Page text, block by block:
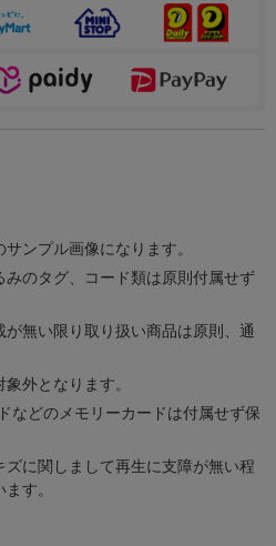
ンプル画像になります。
のタグ、コード類は原則付属せず
無い限り取り扱い商品は原則、通
外となります。
などのメモリーカードは付属せず保
に関しまして再生に支障が無い程
す。